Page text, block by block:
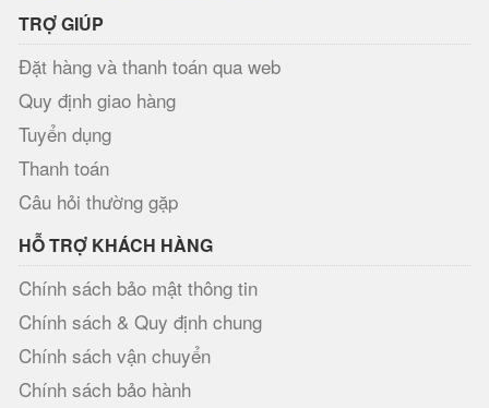
TRỢ GIÚP
Đặt hàng và thanh toán qua web
Quy định giao hàng
Tuyển dụng
Thanh toán
Câu hỏi thường gặp
HỖ TRỢ KHÁCH HÀNG
Chính sách bảo mật thông tin
Chính sách & Quy định chung
Chính sách vận chuyển
Chính sách bảo hành